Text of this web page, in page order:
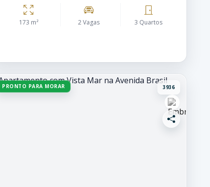
173 m² 2 Vagas 3 Quartos
PRONTO PARA MORAR 3936